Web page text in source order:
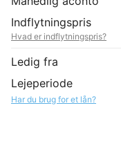
Indflytningspris
Hvad er indflytningspris?
Ledig fra
Lejeperiode
Har du brug for et lån?